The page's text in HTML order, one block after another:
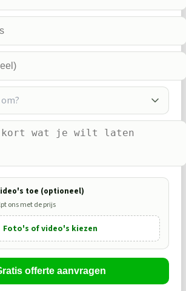
toe (optioneel)
ons met de prijs
Foto's of video's kiezen
offerte aanvragen